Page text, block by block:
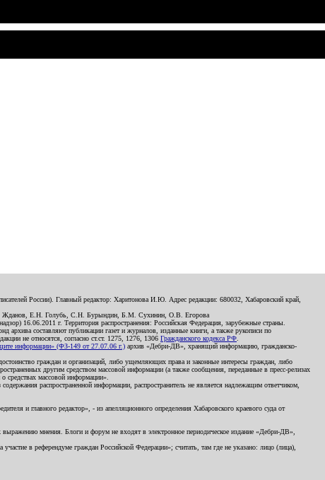
России). Главный редактор: Харитонова И.Ю. Адрес редакции: 680032, Хабаровский край,
Жданов, Е.Н. Голубь, С.Н. Бурындин, Б.М. Сухинин, О.В. Егорова
16.06.2011 г. Территория распространения: Российская Федерация, зарубежные страны.
архива составляют публикации газет и журналов, изданные книги, а также рукописи по
не относятся, согласно ст.ст. 1275, 1276, 1306 Гражданского кодекса РФ
информации» (ФЗ-149 от 27.07.06 г.) архив «Дебри-ДВ», хранящий информацию, гражданско-
граждан и организаций, либо ущемляющих права и законные интересы граждан, либо
другим средством массовой информации (а также сообщения, переданные в пресс-релизах
средствах массовой информации».
распространенной информации, распространитель не является надлежащим ответчиком,
и главного редактор», - из апелляционного определения Хабаровского краевого суда от
выражению мнения. Блоги и форум не входят в электронное периодическое издание «Дебри-ДВ»,
в референдуме граждан Российской Федерации»; считать, там где не указано: лицо (лица),